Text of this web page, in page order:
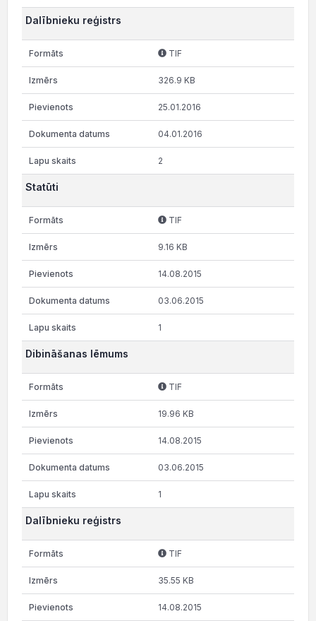
Dalībnieku reģistrs
TIF
326.9 KB
25.01.2016
04.01.2016
2
Statūti
TIF
9.16 KB
14.08.2015
03.06.2015
1
Dibināšanas lēmums
TIF
19.96 KB
14.08.2015
03.06.2015
1
Dalībnieku reģistrs
TIF
35.55 KB
14.08.2015